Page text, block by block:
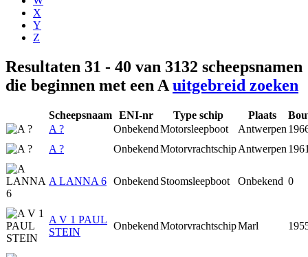
X
Y
Z
Resultaten 31 - 40 van 3132 scheepsnamen
die beginnen met een A uitgebreid zoeken
Scheepsnaam ENI-nr Type schip Plaats
A ?
OnbekendMotorsleepboot Antwerpen
A ?
OnbekendMotorvrachtschipAntwerpen
A LANNA 6 Onbekend Stoomsleepboot Onbekend 0
A V 1 PAUL
STEIN
OnbekendMotorvrachtschipMarl